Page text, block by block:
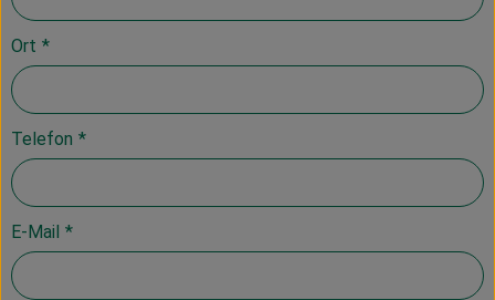
Ort *
Telefon *
E-Mail *